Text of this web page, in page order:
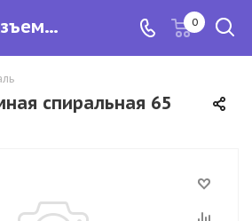
Молния разъемная спиральная 65 см 0
спиральная 65